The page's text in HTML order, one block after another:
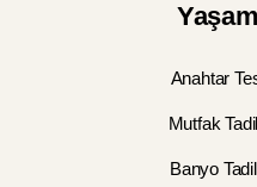
Anahtar
Mutfak
Banyo